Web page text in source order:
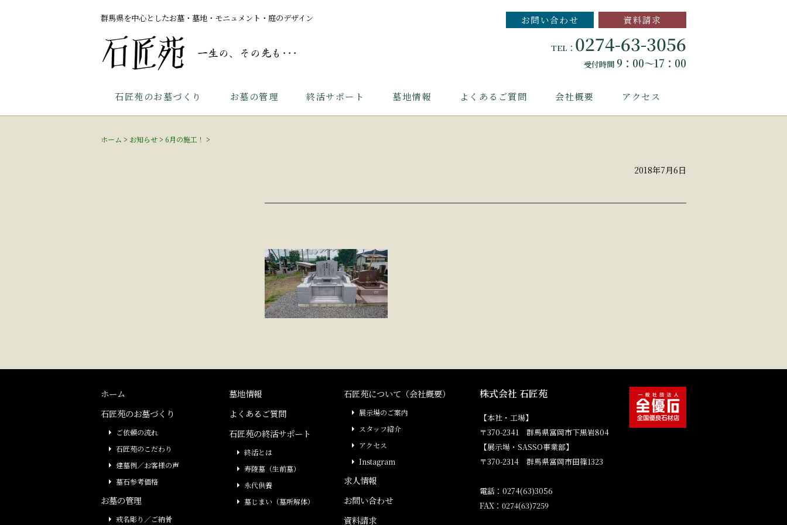
群馬県を中心としたお墓・墓地・モニュメント・庭のデザイン お問い合わせ 資料請求
TEL： 0274-63-3056
受付時間 9：00～17：00
石匠苑のお墓づくり お墓の管理 終活サポート 墓地情報 よくあるご質問 会社概要 アクセス
ホーム > お知らせ> 6月の施工！ >
2018年7月6日
ホーム
石匠苑のお墓づくり
ご依頼の流れ
石匠苑のこだわり
建墓例／お客様の声
墓石参考価格
お墓の管理
戒名彫り／ご納骨
墓地情報
よくあるご質問
石匠苑の終活サポート
終活とは
寿陵墓（生前墓）
永代供養
墓じまい（墓所解体）
石匠苑について（会社概要）
展示場のご案内
スタッフ紹介
アクセス
Instagram
求人情報
お問い合わせ
資料請求
株式会社 石匠苑
【本社・工場】
〒370-2341 群馬県富岡市下黒岩804
【展示場・SASSO事業部】
〒370-2314 群馬県富岡市田篠1323
電話：0274(63)3056
FAX：0274(63)7259